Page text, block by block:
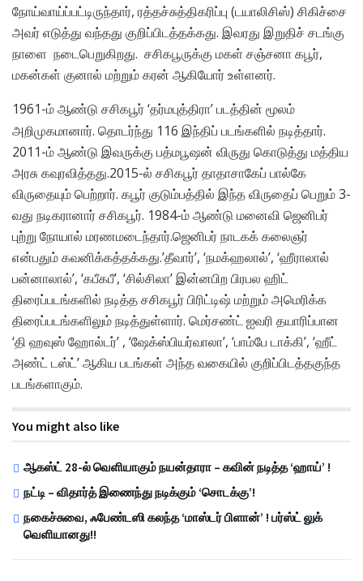
நோய்வாய்ப்பட்டிருந்தார், ரத்தச்சுத்திகரிப்பு (டயாலிசிஸ்) சிகிச்சை
அவர் எடுத்து வந்தது குறிப்பிடத்தக்கது. இவரது இறுதிச் சடங்கு
நாளை நடைபெறுகிறது. சசிகபூருக்கு மகள் சஞ்சனா கபூர்,
மகன்கள் குனால் மற்றும் கரன் ஆகியோர் உள்ளனர்.
1961-ம் ஆண்டு சசிகபூர் ‘தர்மபுத்திரா’ படத்தின் மூலம்
அறிமுகமானார். தொடர்ந்து 116 இந்திப் படங்களில் நடித்தார்.
2011-ம் ஆண்டு இவருக்கு பத்மபூஷன் விருது கொடுத்து மத்திய
அரசு கவுரவித்தது.2015-ல் சசிகபூர் தாதாசாகேப் பால்கே
விருதையும் பெற்றார். கபூர் குடும்பத்தில் இந்த விருதைப் பெறும் 3-
வது நடிகரானார் சசிகபூர். 1984-ம் ஆண்டு மனைவி ஜெனிபர்
புற்று நோயால் மரணமடைந்தார்.ஜெனிபர் நாடகக் கலைஞர்
என்பதும் கவனிக்கத்தக்கது.’தீவார்’, ‘நமக்ஹலால்’, ‘ஹீராலால்
பன்னாலால்’, ‘கபீகபீ’, ‘சில்சிலா’ இன்னபிற பிரபல ஹிட்
திரைப்படங்களில் நடித்த சசிகபூர் பிரிட்டிஷ் மற்றும் அமெரிக்க
திரைப்படங்களிலும் நடித்துள்ளார். மெர்சண்ட் ஐவரி தயாரிப்பான
‘தி ஹவுஸ் ஹோல்டர்’ , ‘ஷேக்ஸ்பியர்வாலா’, ‘பாம்பே டாக்கி’, ‘ஹீட்
அண்ட் டஸ்ட்’ ஆகிய படங்கள் அந்த வகையில் குறிப்பிடத்தகுந்த
படங்களாகும்.
You might also like
ஆகஸ்ட் 28-ல் வெளியாகும் நயன்தாரா – கவின் நடித்த ‘ஹாய்’ !
நட்டி – விதார்த் இணைந்து நடிக்கும் ‘சொடக்கு’!
நகைச்சுவை, ஃபேண்டஸி கலந்த ‘மாஸ்டர் பிளான்’ ! பர்ஸ்ட் லுக்
வெளியானது!!